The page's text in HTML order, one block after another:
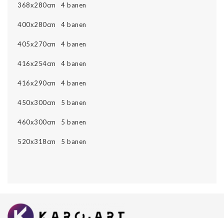
368x280cm 4 banen
400x280cm 4 banen
405x270cm 4 banen
416x254cm 4 banen
416x290cm 4 banen
450x300cm 5 banen
460x300cm 5 banen
520x318cm 5 banen